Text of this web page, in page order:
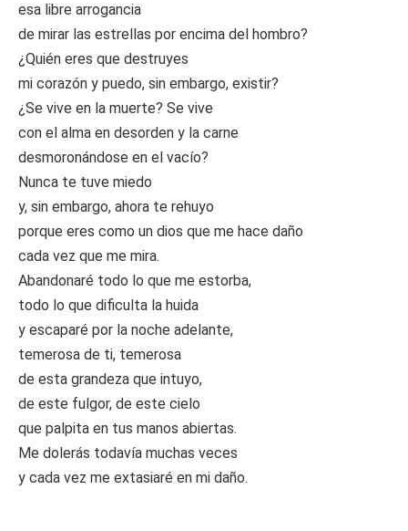
esa libre arrogancia
de mirar las estrellas por encima del hombro?
¿Quién eres que destruyes
mi corazón y puedo, sin embargo, existir?
¿Se vive en la muerte? Se vive
con el alma en desorden y la carne
desmoronándose en el vacío?
Nunca te tuve miedo
y, sin embargo, ahora te rehuyo
porque eres como un dios que me hace daño
cada vez que me mira.
Abandonaré todo lo que me estorba,
todo lo que dificulta la huida
y escaparé por la noche adelante,
temerosa de ti, temerosa
de esta grandeza que intuyo,
de este fulgor, de este cielo
que palpita en tus manos abiertas.
Me dolerás todavía muchas veces
y cada vez me extasiaré en mi daño.